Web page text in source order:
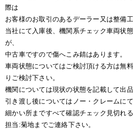
際は
お客様のお取引のあるデーラー又は整備
当社にて入庫後、機関系チェック車両状
が、
中古車ですので傷へこみ錆はあります。
車両状態についてはご検討頂ける方は無
りご検討下さい。
機関については現状の状態を記載して出品
引き渡し後についてはノー・クレームにて
細かい所まですべて確認チェック見切れ
担当:菊地までご連絡下さい。